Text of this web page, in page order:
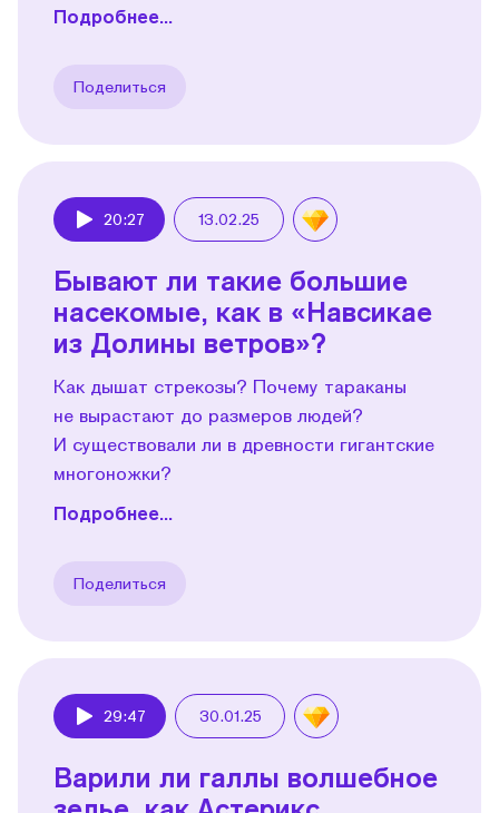
Подробнее...
Поделиться
20:27 13.02.25
Бывают ли такие большие
насекомые, как в «Навсикае
из Долины ветров»?
Как дышат стрекозы? Почему тараканы
не вырастают до размеров людей?
И существовали ли в древности гигантские
многоножки?
Подробнее...
Поделиться
29:47 30.01.25
Варили ли галлы волшебное